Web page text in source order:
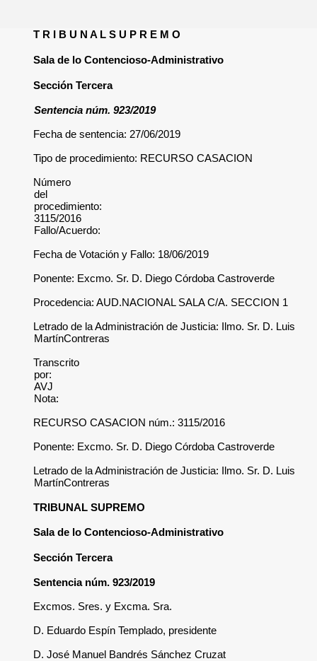
T R I B U N A L S U P R E M O
Sala de lo Contencioso-Administrativo
Sección Tercera
Sentencia núm. 923/2019
Fecha de sentencia: 27/06/2019
Tipo de procedimiento: RECURSO CASACION
Número
del
procedimiento:
3115/2016
Fallo/Acuerdo:
Fecha de Votación y Fallo: 18/06/2019
Ponente: Excmo. Sr. D. Diego Córdoba Castroverde
Procedencia: AUD.NACIONAL SALA C/A. SECCION 1
Letrado de la Administración de Justicia: Ilmo. Sr. D. Luis
MartínContreras
Transcrito
por:
AVJ
Nota:
RECURSO CASACION núm.: 3115/2016
Ponente: Excmo. Sr. D. Diego Córdoba Castroverde
Letrado de la Administración de Justicia: Ilmo. Sr. D. Luis
MartínContreras
TRIBUNAL SUPREMO
Sala de lo Contencioso-Administrativo
Sección Tercera
Sentencia núm. 923/2019
Excmos. Sres. y Excma. Sra.
D. Eduardo Espín Templado, presidente
D. José Manuel Bandrés Sánchez Cruzat